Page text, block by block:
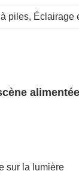
piles, Éclairage
sur la lumière